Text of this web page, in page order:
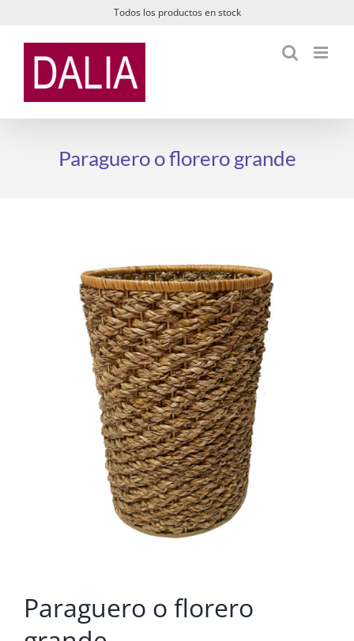
contenido
Todos los productos en stock
Paraguero o florero grande
Paraguero o florero